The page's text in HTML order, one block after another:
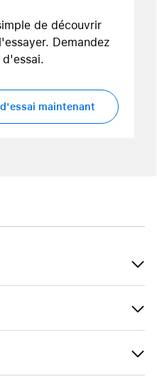
de découvrir
Demandez
d'essai.
maintenant